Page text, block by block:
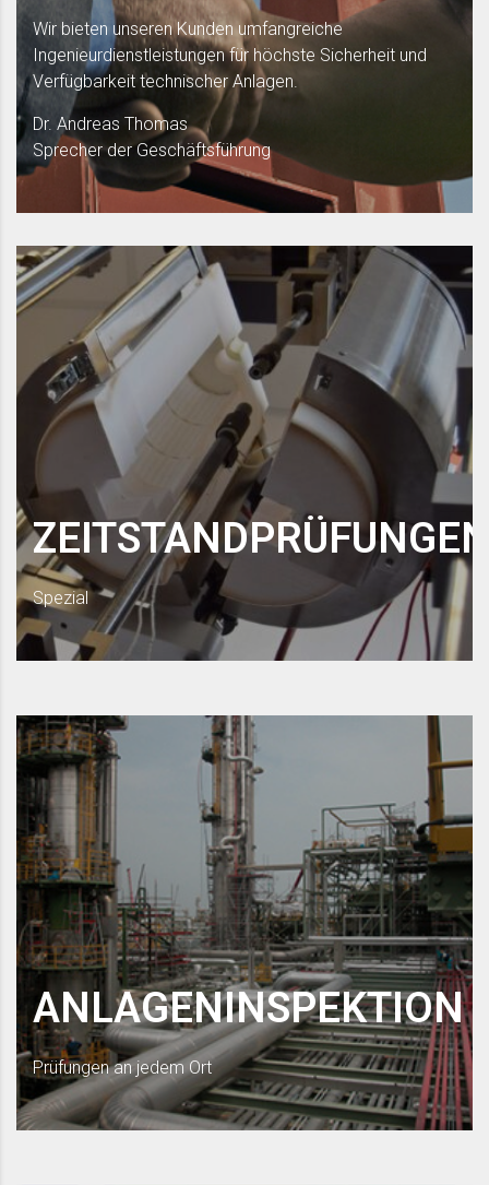
Wir bieten unseren Kunden umfangreiche
Ingenieurdienstleistungen für höchste Sicherheit und
Verfügbarkeit technischer Anlagen.
Dr. Andreas Thomas
Sprecher der Geschäftsführung
Spezial
ANLAGENINSPEKTION
Prüfungen an jedem Ort